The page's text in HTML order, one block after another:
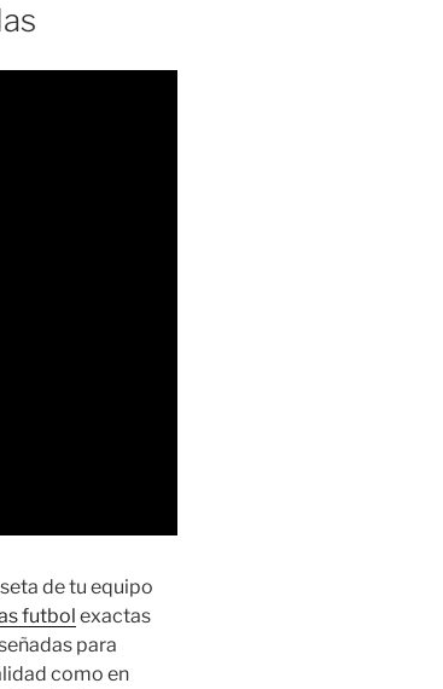
de tu equipo
futbol exactas
para
como en